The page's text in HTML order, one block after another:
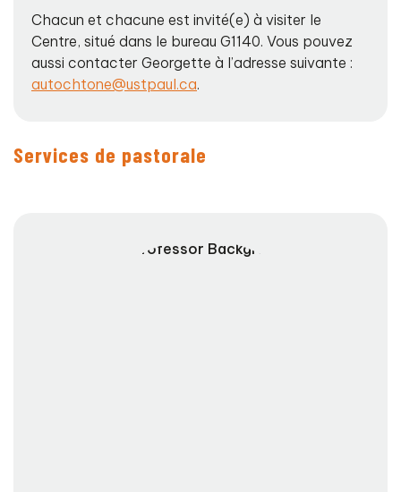
Chacun et chacune est invité(e) à visiter le
Centre, situé dans le bureau G1140. Vous pouvez
aussi contacter Georgette à l’adresse suivante :
autochtone@ustpaul.ca.
Services de pastorale